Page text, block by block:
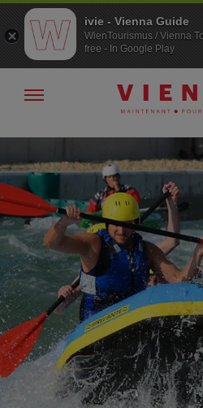
Navigation
Contenu
Afficher
la
ivie - Vienna Guide
WienTourismus / Vienna
free - In Google Play